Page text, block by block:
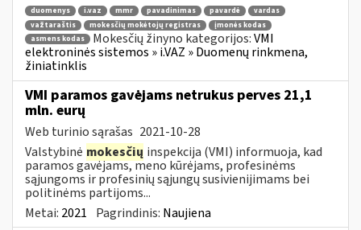
duomenys i.vaz mmr pavadinimas pavardė
vardas
važtaraštis
mokesčių mokėtojų registras
įmonės kodas
asmens kodas
Mokesčių žinyno kategorijos:VMI
elektroninės sistemos » i.VAZ » Duomenų rinkmena,
žiniatinklis
VMI paramos gavėjams netrukus perves 21,1
mln. eurų
Web turinio sąrašas 2021-10-28
Valstybinė mokesčių inspekcija (VMI) informuoja, kad
paramos gavėjams, meno kūrėjams, profesinėms
sąjungoms ir profesinių sąjungų susivienijimams bei
politinėms partijoms...
Metai: 2021 Pagrindinis: Naujiena